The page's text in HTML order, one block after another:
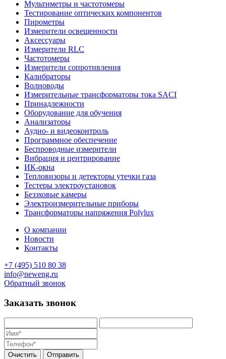
Мультиметры и частотомеры
Тестирование оптических компонентов
Пирометры
Измерители освещенности
Аксессуары
Измерители RLC
Частотомеры
Измерители сопротивления
Калибраторы
Волноводы
Измерительные трансформаторы тока SACI
Принадлежности
Оборудование для обучения
Анализаторы
Аудио- и видеоконтроль
Программное обеспечение
Беспроводные измерители
Вибрация и центрирование
ИК-окна
Тепловизоры и детекторы утечки газа
Тестеры электроустановок
Безэховые камеры
Электроизмерительные приборы
Трансформаторы напряжения Polylux
О компании
Новости
Контакты
+7 (495) 510 80 38
info@neweng.ru
Обратный звонок
Заказать звонок
Очистить Отправить